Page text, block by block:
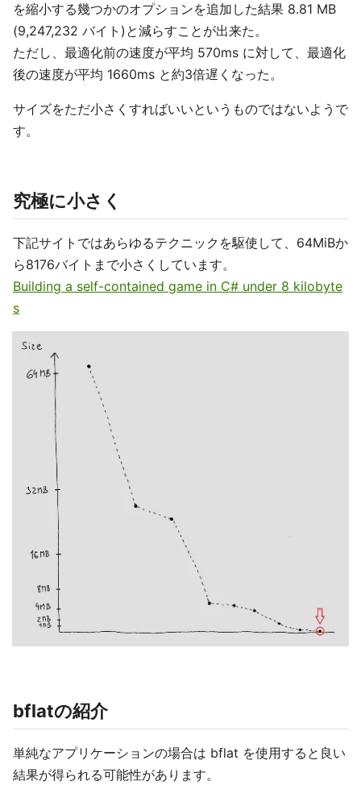
を縮小する幾つかのオプションを追加した結果 8.81 MB
(9,247,232 バイト)と減らすことが出来た。
ただし、最適化前の速度が平均 570ms に対して、最適化
後の速度が平均 1660ms と約3倍遅くなった。
サイズをただ小さくすればいいというものではないようで
す。
究極に小さく
下記サイトではあらゆるテクニックを駆使して、64MiBか
ら8176バイトまで小さくしています。
Building a self-contained game in C# under 8 kilobyte
s
bflatの紹介
単純なアプリケーションの場合は bflat を使用すると良い
結果が得られる可能性があります。